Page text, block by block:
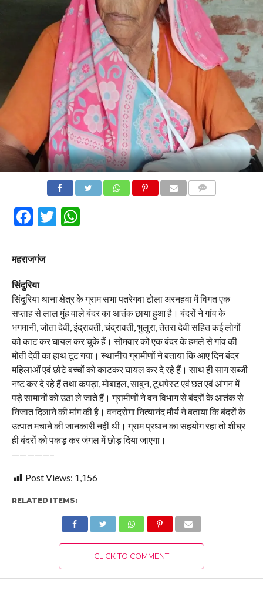
Facebook
Twitter
WhatsApp
महराजगंज
सिंदुरिया
सिंदुरिया थाना क्षेत्र के ग्राम सभा पतरेगवा टोला अरनहवा में विगत एक
सप्ताह से लाल मुंह वाले बंदर का आतंक छाया हुआ है। बंदरों ने गांव के
भगमानी, जोता देवी, इंद्रावती, चंद्रावती, भुलुरा, तेतरा देवी सहित कई लोगों
को काट कर घायल कर चुके हैं। सोमवार को एक बंदर के हमले से गांव की
मोती देवी का हाथ टूट गया। स्थानीय ग्रामीणों ने बताया कि आए दिन बंदर
महिलाओं एवं छोटे बच्चों को काटकर घायल कर दे रहे हैं। साथ ही साग सब्जी
नष्ट कर दे रहे हैं तथा कपड़ा, मोबाइल, साबुन, टूथपेस्ट एवं छत एवं आंगन में
पड़े सामानों को उठा ले जाते हैं। ग्रामीणों ने वन विभाग से बंदरों के आतंक से
निजात दिलाने की मांग की है। वनदरोगा नित्यानंद मौर्य ने बताया कि बंदरों के
उत्पात मचाने की जानकारी नहीं थी। ग्राम प्रधान का सहयोग रहा तो शीघ्र
ही बंदरों को पकड़ कर जंगल में छोड़ दिया जाएगा।
—————–
Post Views: 1,156
RELATED ITEMS:
CLICK TO COMMENT